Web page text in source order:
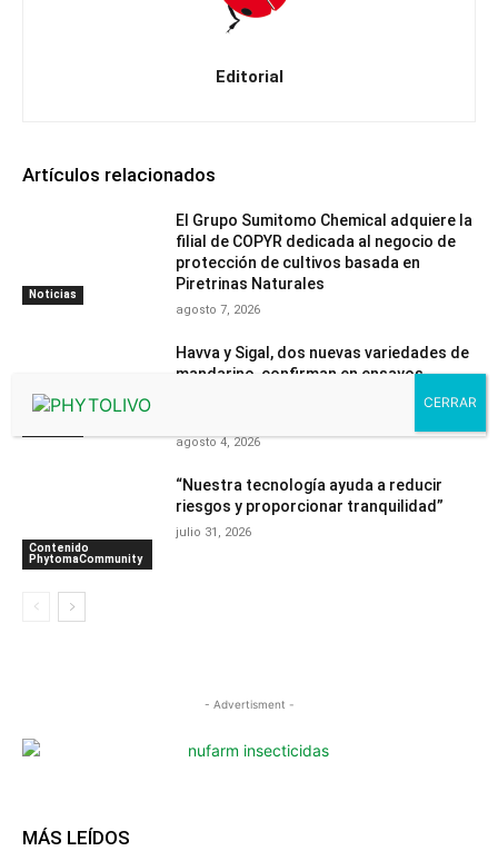
Editorial
Artículos relacionados
Noticias
El Grupo Sumitomo Chemical adquiere la
filial de COPYR dedicada al negocio de
protección de cultivos basada en
Piretrinas Naturales
agosto 7, 2026
Havva y Sigal, dos nuevas variedades de
mandarino, confirman en ensayos
independientes su mayor resistencia
agosto 4, 2026
Contenido
PhytomaCommunity
“Nuestra tecnología ayuda a reducir
riesgos y proporcionar tranquilidad”
julio 31, 2026
- Advertisment -
MÁS LEÍDOS